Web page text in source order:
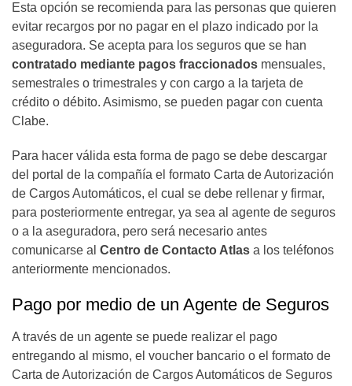
Esta opción se recomienda para las personas que quieren
evitar recargos por no pagar en el plazo indicado por la
aseguradora. Se acepta para los seguros que se han
contratado mediante pagos fraccionados mensuales,
semestrales o trimestrales y con cargo a la tarjeta de
crédito o débito. Asimismo, se pueden pagar con cuenta
Clabe.
Para hacer válida esta forma de pago se debe descargar
del portal de la compañía el formato Carta de Autorización
de Cargos Automáticos, el cual se debe rellenar y firmar,
para posteriormente entregar, ya sea al agente de seguros
o a la aseguradora, pero será necesario antes
comunicarse al Centro de Contacto Atlas a los teléfonos
anteriormente mencionados.
Pago por medio de un Agente de Seguros
A través de un agente se puede realizar el pago
entregando al mismo, el voucher bancario o el formato de
Carta de Autorización de Cargos Automáticos de Seguros